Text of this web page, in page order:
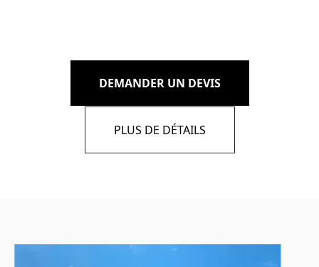
DEMANDER UN DEVIS
PLUS DE DÉTAILS